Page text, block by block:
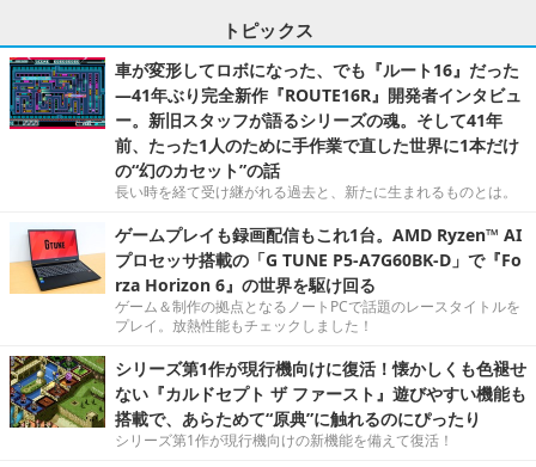
トピックス
車が変形してロボになった、でも『ルート16』だった
―41年ぶり完全新作『ROUTE16R』開発者インタビュ
ー。新旧スタッフが語るシリーズの魂。そして41年
前、たった1人のために手作業で直した世界に1本だけ
の“幻のカセット”の話
長い時を経て受け継がれる過去と、新たに生まれるものとは。
ゲームプレイも録画配信もこれ1台。AMD Ryzen™ AI
プロセッサ搭載の「G TUNE P5-A7G60BK-D」で『Fo
rza Horizon 6』の世界を駆け回る
ゲーム＆制作の拠点となるノートPCで話題のレースタイトルを
プレイ。放熱性能もチェックしました！
シリーズ第1作が現行機向けに復活！懐かしくも色褪せ
ない『カルドセプト ザ ファースト』遊びやすい機能も
搭載で、あらためて“原典”に触れるのにぴったり
シリーズ第1作が現行機向けの新機能を備えて復活！